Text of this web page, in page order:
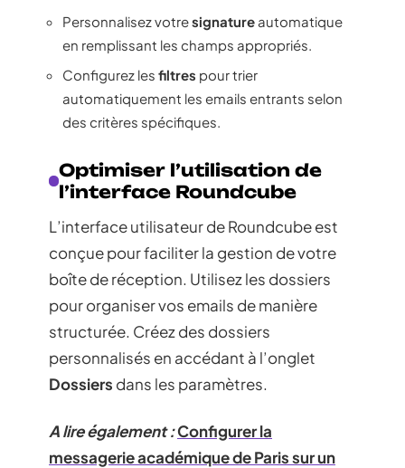
Personnalisez votresignature automatique
en remplissant les champs appropriés.
Configurez les filtres pour trier
automatiquement les emails entrants selon
des critères spécifiques.
Optimiser l’utilisation de
l’interface Roundcube
L’interface utilisateur de Roundcube est
conçue pour faciliter la gestion de votre
boîte de réception. Utilisez les dossiers
pour organiser vos emails de manière
structurée. Créez des dossiers
personnalisés en accédant à l’onglet
Dossiers dans les paramètres.
A lire également :Configurer la
messagerie académique de Paris sur un